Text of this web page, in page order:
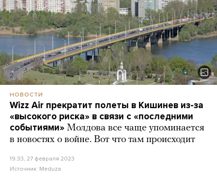
НОВОСТИ
Wizz Air прекратит полеты в Кишинев из-за
«высокого риска» в связи с «последними
событиями» Молдова все чаще упоминается
в новостях о войне. Вот что там происходит
19:33, 27 февраля 2023
Источник: Meduza